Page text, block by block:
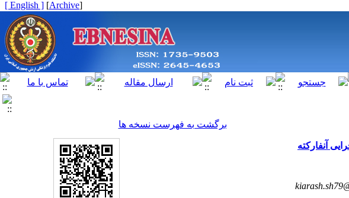
[
Archive
]
[ English ]
برگشت به فهرست نسخه ها
آنفارکته